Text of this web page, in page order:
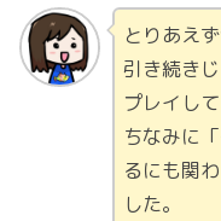
とりあえ
引き続き
プレイし
ちなみに
るにも関
した。